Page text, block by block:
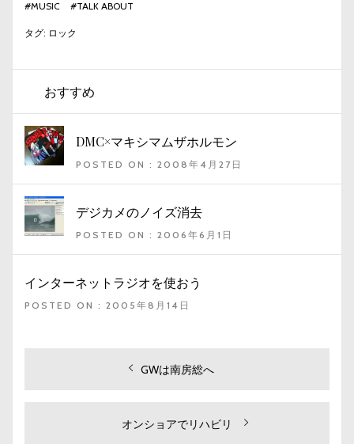
#MUSIC #TALK ABOUT
タグ: ロック
おすすめ
DMC×マキシマムザホルモン
POSTED ON : 2008年4月27日
デジカメのノイズ消去
POSTED ON : 2006年6月1日
インターネットラジオを使おう
POSTED ON : 2005年8月14日
過
投
GWは南房総へ
次
オンショアでリハビリ